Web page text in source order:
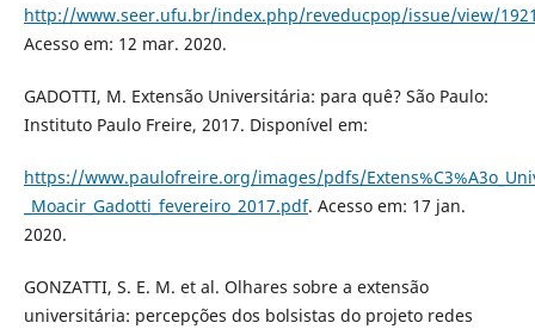
http://www.seer.ufu.br/index.php/reveducpop/issue/view/
Acesso em: 12 mar. 2020.
GADOTTI, M. Extensão Universitária: para quê? São Paulo:
Instituto Paulo Freire, 2017. Disponível em:
https://www.paulofreire.org/images/pdfs/
_Moacir_Gadotti_fevereiro_2017.pdf. Acesso em: 17 jan.
2020.
GONZATTI, S. E. M. et al. Olhares sobre a extensão
universitária: percepções dos bolsistas do projeto redes